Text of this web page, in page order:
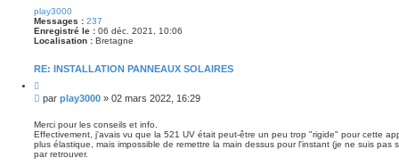
t
play3000
Messages : 237
Enregistré le : 06 déc. 2021, 10:06
Localisation : Bretagne
RE: INSTALLATION PANNEAUX SOLAIRES
i
t
r
M
s
s
a
g
par play3000 » 02 mars 2022, 16:29
Merci pour les conseils et info.
Effectivement, j'avais vu que la 521 UV était peut-être un peu trop "rigide" pour cette
plus élastique, mais impossible de remettre la main dessus pour l'instant (je ne suis pas
par retrouver.